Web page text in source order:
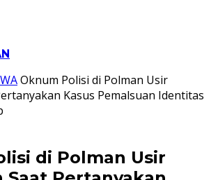
Oknum Polisi di Polman Usir
Kasus Pemalsuan Identitas
di Polman Usir